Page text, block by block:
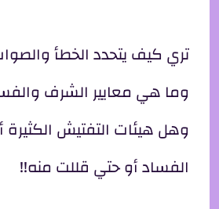
تري كيف يتحدد الخطأ
وما هي معايير الشرف
وهل هيئات التفتيش الكثيرة
الفساد أو حتي قللت منه!!